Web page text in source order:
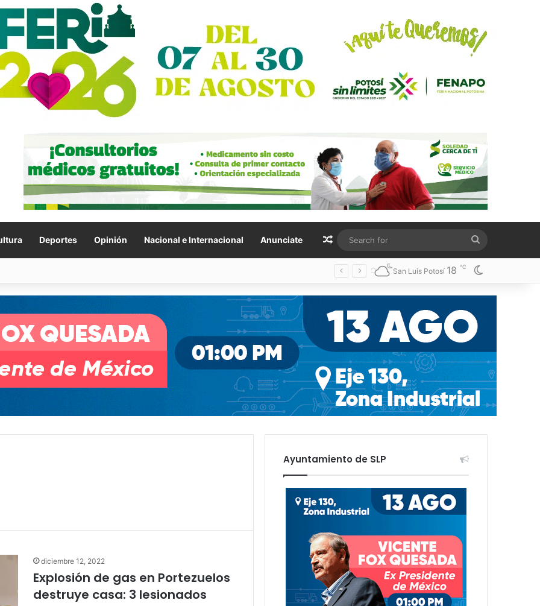
Deportes Opinión Nacional e Internacional Anunciate Random Article
for
San Luis Potosí 18 ℃
diciembre 12, 2022
Explosión de gas en Portezuelos
destruye casa: 3 lesionados
Ayuntamiento de SLP